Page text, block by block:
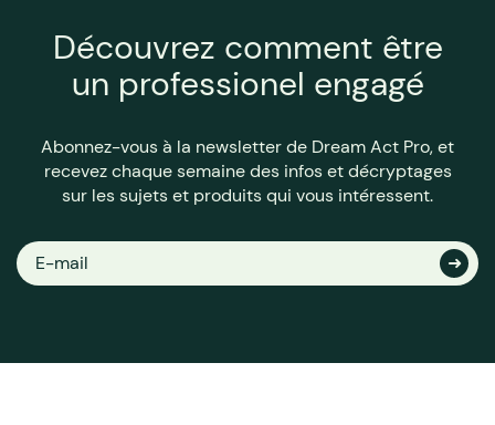
Découvrez comment être
un professionel engagé
Abonnez-vous à la newsletter de Dream Act Pro, et
recevez chaque semaine des infos et décryptages
sur les sujets et produits qui vous intéressent.